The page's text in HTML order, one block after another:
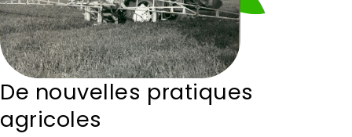
De nouvelles pratiques
agricoles